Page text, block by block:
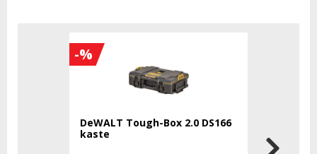
-%
DeWALT Tough-Box 2.0 DS166
kaste